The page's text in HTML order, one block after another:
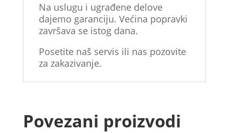
Na uslugu i ugrađene delove
dajemo garanciju. Većina popravki
završava se istog dana.
Posetite naš servis ili nas pozovite
za zakazivanje.
Povezani proizvodi